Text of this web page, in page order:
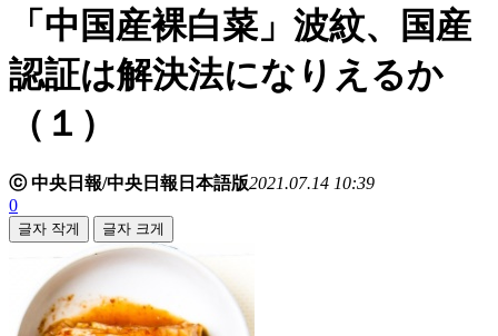
「中国産裸白菜」波紋、国産
認証は解決法になりえるか
（１）
ⓒ 中央日報/中央日報日本語版2021.07.14 10:39
0
글자 작게 글자 크게